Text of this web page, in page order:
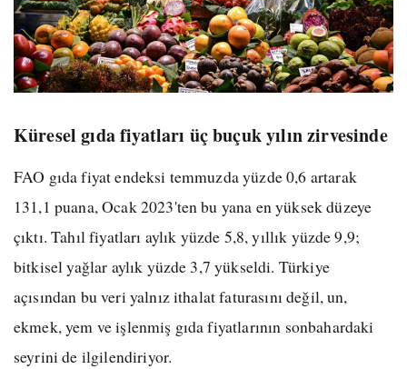
Küresel gıda fiyatları üç buçuk yılın zirvesinde
FAO gıda fiyat endeksi temmuzda yüzde 0,6 artarak
131,1 puana, Ocak 2023'ten bu yana en yüksek düzeye
çıktı. Tahıl fiyatları aylık yüzde 5,8, yıllık yüzde 9,9;
bitkisel yağlar aylık yüzde 3,7 yükseldi. Türkiye
açısından bu veri yalnız ithalat faturasını değil, un,
ekmek, yem ve işlenmiş gıda fiyatlarının sonbahardaki
seyrini de ilgilendiriyor.